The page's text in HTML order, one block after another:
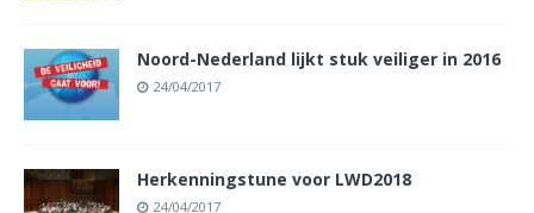
Noord-Nederland lijkt stuk veiliger in 2016
24/04/2017
Herkenningstune voor LWD2018
24/04/2017